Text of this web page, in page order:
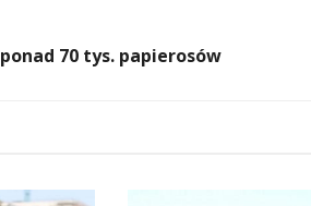
70 tys. papierosów